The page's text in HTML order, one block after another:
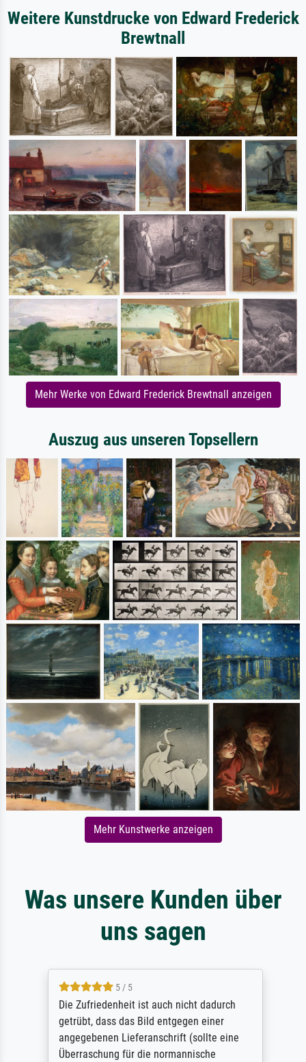
Weitere Kunstdrucke von Edward Frederick
Brewtnall
Mehr Werke von Edward Frederick Brewtnall anzeigen
Auszug aus unseren Topsellern
Mehr Kunstwerke anzeigen
Was unsere Kunden über
uns sagen
5 / 5
Die Zufriedenheit ist auch nicht dadurch
getrübt, dass das Bild entgegen einer
angegebenen Lieferanschrift (sollte eine
Überraschung für die normannische